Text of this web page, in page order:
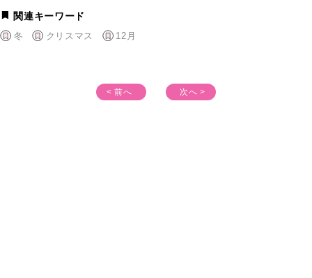
関連キーワード
冬 クリスマス 12月
< 前へ 次へ >